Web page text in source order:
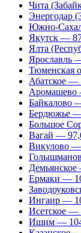
Чита
Энергодар
Южно-
Якутск —
Ялта
Ярославль
Тюменская
Абатское —
Аромашево
Байкалово
Бердюжье
Большое
Вагай —
Викулово
Ермаки —
Ингаир —
Исетское —
Ишим —